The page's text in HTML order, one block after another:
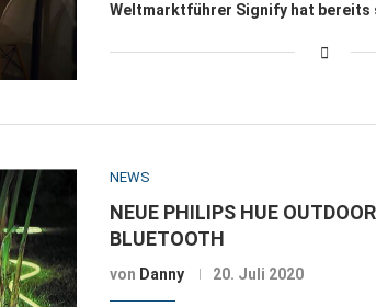
Weltmarktführer Signify hat bereits
NEWS
NEUE PHILIPS HUE
BLUETOOTH
von Danny 20. Juli 2020